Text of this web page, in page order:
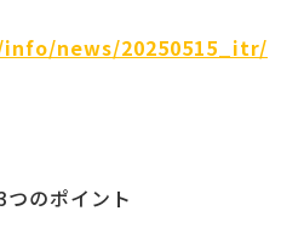
news/20250515_itr/
のポイント